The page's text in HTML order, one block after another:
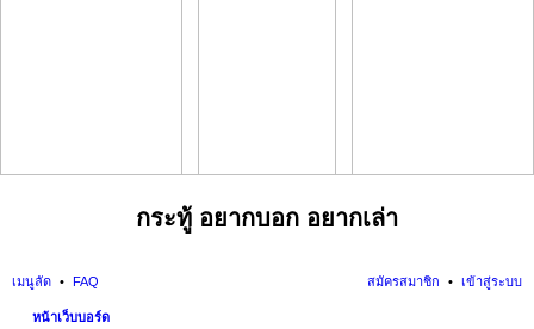
กระทู้ อยากบอก อยากเล่า
เมนูลัด FAQ เข้าสู่ระบบ
สมัครสมาชิก
หน้าเว็บบอร์ด